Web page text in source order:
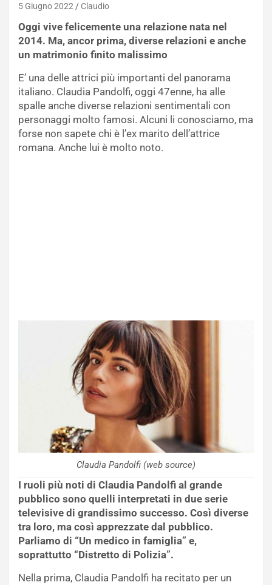
5 Giugno 2022 Claudio
Oggi vive felicemente una relazione nata nel
2014. Ma, ancor prima, diverse relazioni e anche
un matrimonio finito malissimo
E’ una delle attrici più importanti del panorama
italiano. Claudia Pandolfi, oggi 47enne, ha alle
spalle anche diverse relazioni sentimentali con
personaggi molto famosi. Alcuni li conosciamo, ma
forse non sapete chi è l’ex marito dell’attrice
romana. Anche lui è molto noto.
Claudia Pandolfi (web source)
I ruoli più noti di Claudia Pandolfi al grande
pubblico sono quelli interpretati in due serie
televisive di grandissimo successo. Così diverse
tra loro, ma così apprezzate dal pubblico.
Parliamo di “Un medico in famiglia” e,
soprattutto “Distretto di Polizia”.
Nella prima, Claudia Pandolfi ha recitato per un